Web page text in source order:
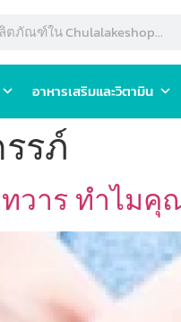
อาหารเสริมและวิตามิน
รภ์
วาร ทำไมคุ